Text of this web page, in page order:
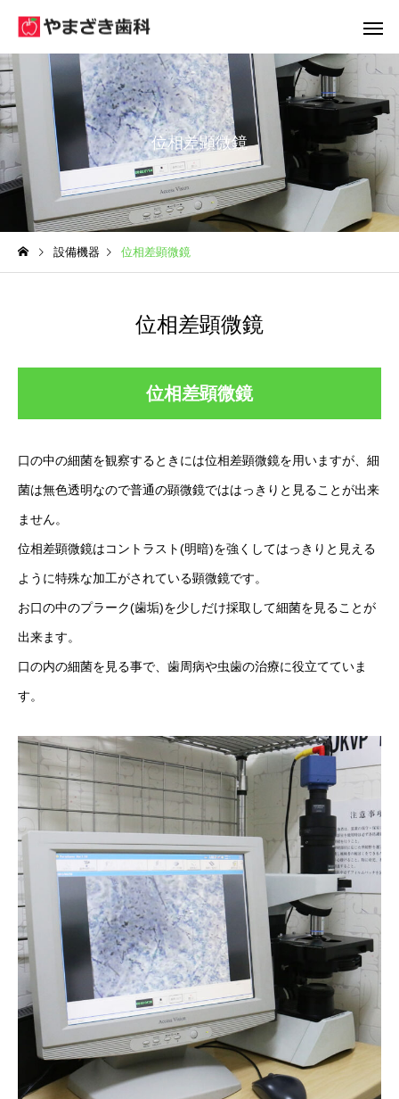
コミュニケーション 往診(訪問
位相差顕微鏡
設備機器 位相差顕微鏡
位相差顕微鏡
位相差顕微鏡
口の中の細菌を観察するときには位相差顕微鏡を用いますが、細
菌は無色透明なので普通の顕微鏡でははっきりと見ることが出来
ません。
位相差顕微鏡はコントラスト(明暗)を強くしてはっきりと見える
ように特殊な加工がされている顕微鏡です。
お口の中のプラーク(歯垢)を少しだけ採取して細菌を見ることが
出来ます。
口の内の細菌を見る事で、歯周病や虫歯の治療に役立てていま
す。